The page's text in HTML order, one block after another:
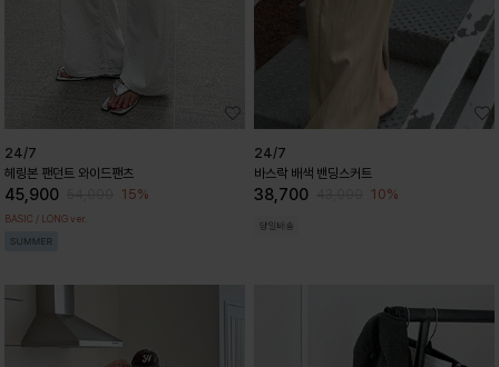
24/7
헤링본 팬던트 와이드팬츠
45,900 15%
BASIC / LONG ver.
24/7
바스락 배색 밴딩스커트
38,700 10%